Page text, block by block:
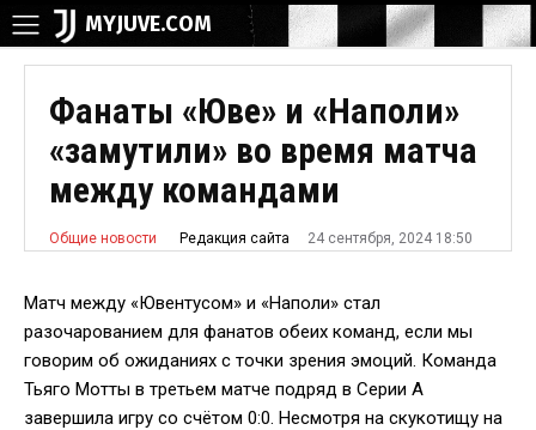
MYJUVE.COM
Фанаты «Юве» и «Наполи»
«замутили» во время матча
между командами
Общие новости Редакция сайта 24 сентября, 2024 18:50
Матч между «Ювентусом» и «Наполи» стал
разочарованием для фанатов обеих команд, если мы
говорим об ожиданиях с точки зрения эмоций. Команда
Тьяго Мотты в третьем матче подряд в Серии А
завершила игру со счётом 0:0. Несмотря на скукотищу на